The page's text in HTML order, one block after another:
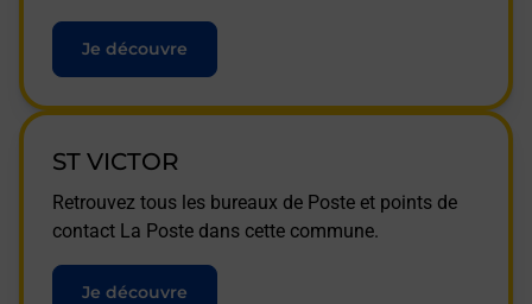
Je découvre
ST VICTOR
Retrouvez tous les bureaux de Poste et points de
contact La Poste dans cette commune.
Je découvre